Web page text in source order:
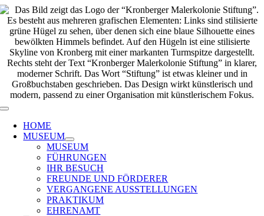
Zum
Inhalt
springen
Toggle
Navigation
HOME
MUSEUM
MUSEUM
FÜHRUNGEN
IHR BESUCH
FREUNDE UND FÖRDERER
VERGANGENE AUSSTELLUNGEN
PRAKTIKUM
EHRENAMT